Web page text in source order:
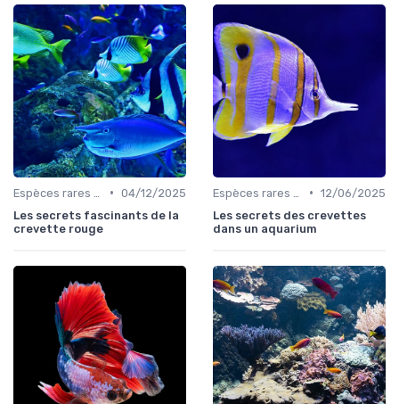
• 04/12/2025
Les secrets fascinants de la
crevette rouge
• 12/06/2025
Les secrets des crevettes
dans un aquarium